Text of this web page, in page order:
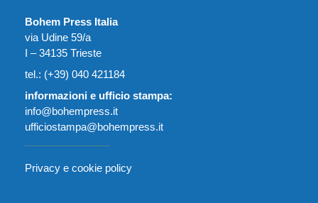
Bohem Press Italia
via Udine 59/a
I – 34135 Trieste
tel.: (+39) 040 421184
informazioni e ufficio stampa:
info@bohempress.it
ufficiostampa@bohempress.it
Privacy e cookie policy